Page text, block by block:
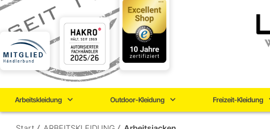
Arbeitskleidung Outdoor-Kleidung Freizeit-Kleidung